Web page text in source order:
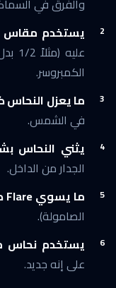
يستخدم مقاس
الكمبروسر.
ما يعزل
في الشمس.
يثني النحاس
الجدار من الداخل.
ما يسوي Flare كويس
الصامولة).
يستخدم نحاس
على إنه جديد.